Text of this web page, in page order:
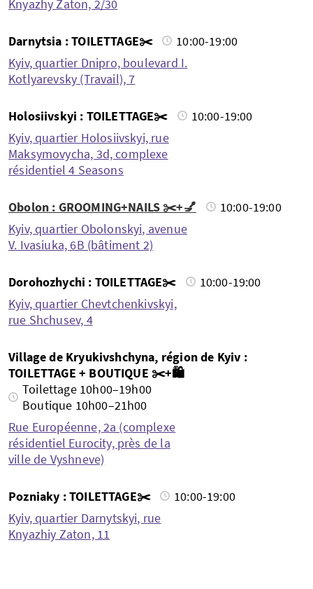
Knyazhy Zaton, 2/30
Darnytsia : TOILETTAGE✂️
10:00-19:00
Kyiv, quartier Dnipro, boulevard I.
Kotlyarevsky (Travail), 7
Holosiivskyi : TOILETTAGE✂️
10:00-19:00
Kyiv, quartier Holosiivskyi, rue
Maksymovycha, 3d, complexe
résidentiel 4 Seasons
Obolon : GROOMING+NAILS ✂️+💅
10:00-19:00
Kyiv, quartier Obolonskyi, avenue
V. Ivasiuka, 6B (bâtiment 2)
Dorohozhychi : TOILETTAGE✂️
10:00-19:00
Kyiv, quartier Chevtchenkivskyi,
rue Shchusev, 4
Village de Kryukivshchyna, région de Kyiv :
TOILETTAGE + BOUTIQUE ✂️+🛍️
Toilettage 10h00–19h00
Boutique 10h00–21h00
Rue Européenne, 2a (complexe
résidentiel Eurocity, près de la
ville de Vyshneve)
Pozniaky : TOILETTAGE✂️
10:00-19:00
Kyiv, quartier Darnytskyi, rue
Knyazhiy Zaton, 11